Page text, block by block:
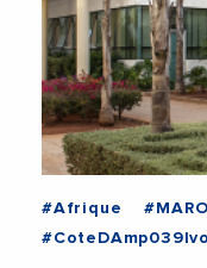
#Afrique